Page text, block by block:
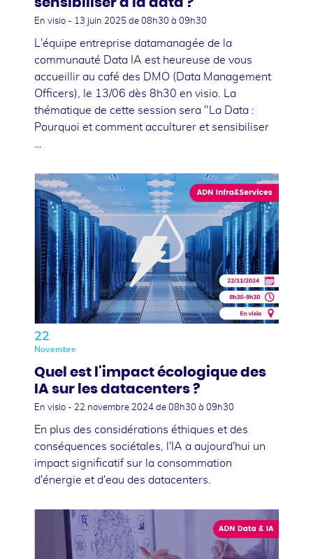
En visio - 13 juin 2025 de 08h30 à 09h30
L'équipe entreprise datamanagée de la
communauté Data IA est heureuse de vous
accueillir au café des DMO (Data Management
Officers), le 13/06 dès 8h30 en visio. La
thématique de cette session sera "La Data :
Pourquoi et comment acculturer et sensibiliser
22
Novembre
Quel est l'impact écologique des
IA sur les datacenters ?
En visio - 22 novembre 2024 de 08h30 à 09h30
En plus des considérations éthiques et des
conséquences sociétales, l'IA a aujourd'hui un
impact significatif sur la consommation
d'énergie et d'eau des datacenters.